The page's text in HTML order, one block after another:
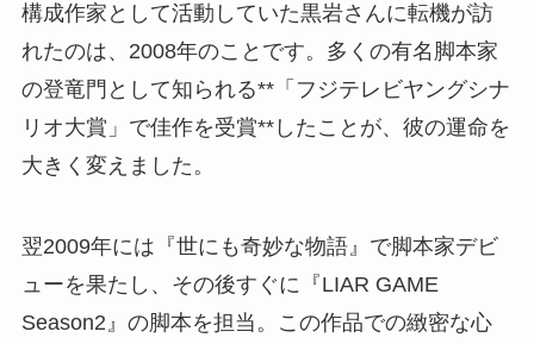
構成作家として活動していた黒岩さんに転機が訪
れたのは、2008年のことです。多くの有名脚本家
の登竜門として知られる**「フジテレビヤングシナ
リオ大賞」で佳作を受賞**したことが、彼の運命を
大きく変えました。
翌2009年には『世にも奇妙な物語』で脚本家デビ
ューを果たし、その後すぐに『LIAR GAME
Season2』の脚本を担当。この作品での緻密な心